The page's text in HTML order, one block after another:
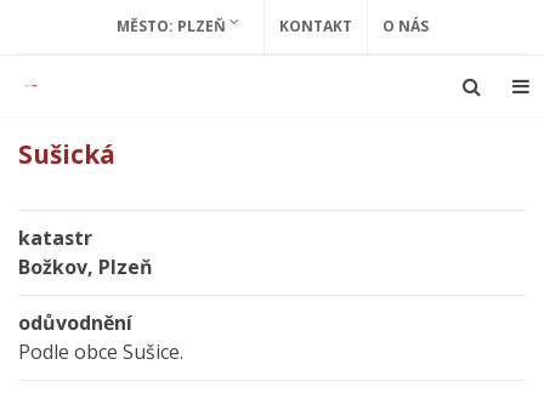
MĚSTO: PLZEŇ KONTAKT O NÁS
Sušická
katastr
Božkov, Plzeň
odůvodnění
Podle obce Sušice.